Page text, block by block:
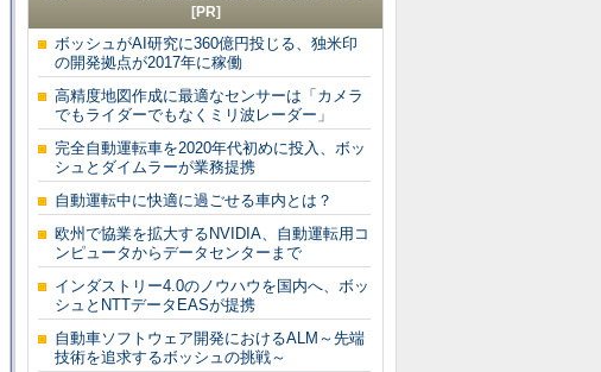
[PR]
ボッシュがAI研究に360億円投じる、独米印
の開発拠点が2017年に稼働
高精度地図作成に最適なセンサーは「カメラ
でもライダーでもなくミリ波レーダー」
完全自動運転車を2020年代初めに投入、ボッ
シュとダイムラーが業務提携
自動運転中に快適に過ごせる車内とは？
欧州で協業を拡大するNVIDIA、自動運転用コ
ンピュータからデータセンターまで
インダストリー4.0のノウハウを国内へ、ボッ
シュとNTTデータEASが提携
自動車ソフトウェア開発におけるALM～先端
技術を追求するボッシュの挑戦～